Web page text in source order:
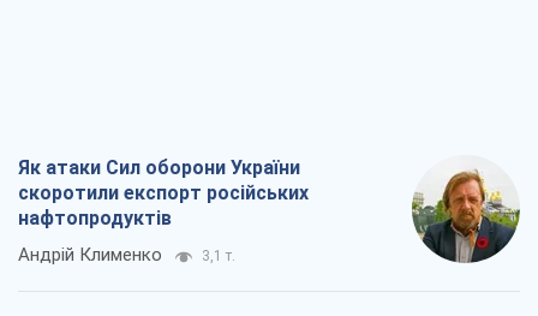
Як атаки Сил оборони України
скоротили експорт російських
нафтопродуктів
Андрій Клименко 3,1 т.